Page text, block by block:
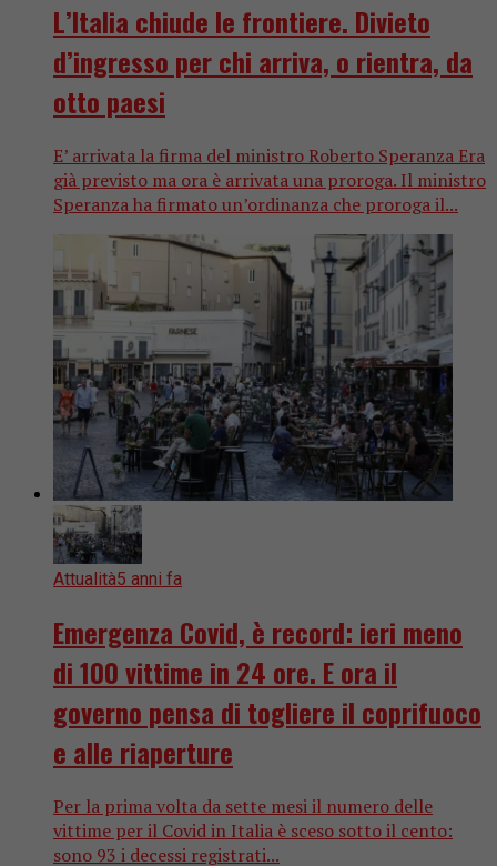
L’Italia chiude le frontiere. Divieto
d’ingresso per chi arriva, o rientra, da
otto paesi
E’ arrivata la firma del ministro Roberto Speranza Era
già previsto ma ora è arrivata una proroga. Il ministro
Speranza ha firmato un’ordinanza che proroga il...
Attualità5 anni fa
Emergenza Covid, è record: ieri meno
di 100 vittime in 24 ore. E ora il
governo pensa di togliere il coprifuoco
e alle riaperture
Per la prima volta da sette mesi il numero delle
vittime per il Covid in Italia è sceso sotto il cento:
sono 93 i decessi registrati...